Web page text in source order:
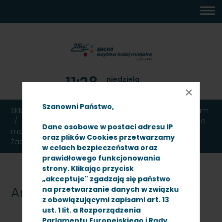
Szanowni Państwo,
Dane osobowe w postaci adresu IP
oraz plików Cookies przetwarzamy
w celach bezpieczeństwa oraz
prawidłowego funkcjonowania
strony. Klikając przycisk
„akceptuje" zgadzają się państwo
na przetwarzanie danych w związku
z obowiązującymi zapisami art. 13
ust. 1 lit. a Rozporządzenia
×
DOSTĘPNOŚCI
11:28 niedziela
SKM TRÓJMIASTO Ogłoszenia
Archiwum
Przetarg nieograniczony - znak: SKMMS-ZP/N/11/12 na
modernizację przystanku osobowego SKM Gdańsk
Żabianka-AWFiS
Archiwum